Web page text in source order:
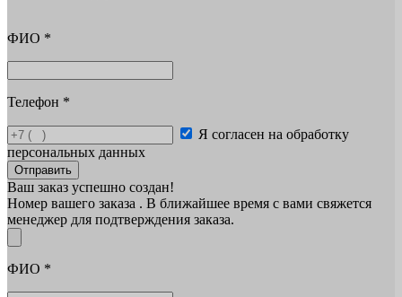
ФИО *
Телефон *
Я согласен на обработку
персональных данных
Отправить
Ваш заказ успешно создан!
Номер вашего заказа . В ближайшее время с вами свяжется
менеджер для подтверждения заказа.
ФИО *